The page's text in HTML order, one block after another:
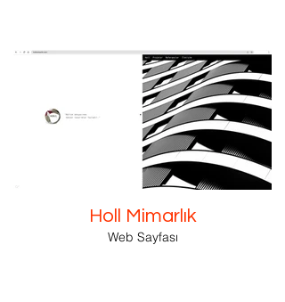
Holl Mimarlık
Web Sayfası